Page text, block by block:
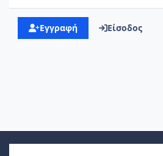
Εγγραφή Είσοδος